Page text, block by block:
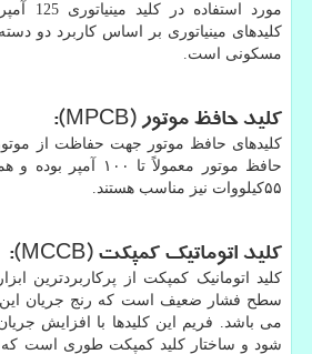
مورد
کلیدهای مینیاتوری بر اساس کاربرد دو
مسکونی است.
کلید حافظ موتور (MPCB
):
کلیدهای حافظ موتور جهت حفاظت از
حافظ موتور معمولاً تا
۵۵کیلووات نیز مناسب هستند.
کلید اتوماتیک کمپکت (MCCB
):
کلید اتومانیک کمپکت از پرکاربردترین
می باشد. فریم این کلیدها با افزایش
شود و ساختار کلید کمپکت طوری است